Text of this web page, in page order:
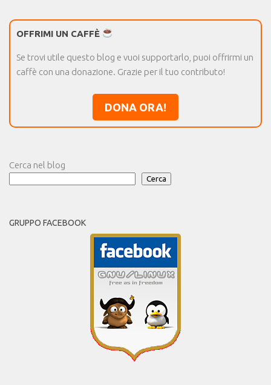
OFFRIMI UN CAFFÈ
Se trovi utile questo blog e vuoi supportarlo, puoi offrirmi un
caffè con una donazione. Grazie per il tuo contributo!
DONA ORA!
Cerca nel blog
Cerca
GRUPPO FACEBOOK